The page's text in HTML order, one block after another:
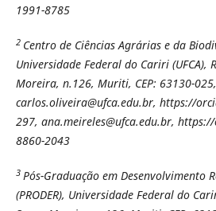
1991-8785
2 Centro de Ciências Agrárias e da
Universidade Federal do Cariri (UFCA),
Moreira, n.126, Muriti, CEP: 63130-
carlos.oliveira@ufca.edu.br, https://
297, ana.meireles@ufca.edu.br,
8860-2043
3 Pós-Graduação em Desenvolvimento
(PRODER), Universidade Federal do